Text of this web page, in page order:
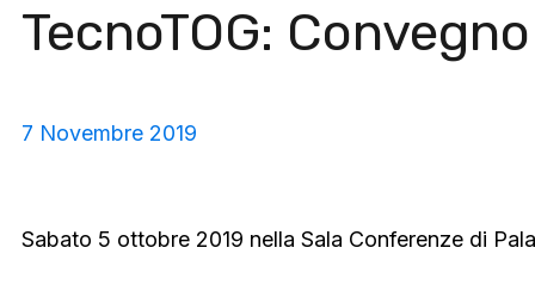
TecnoTOG:
7 Novembre 2019
Sabato 5 ottobre 2019 nella Sala Conferenze di